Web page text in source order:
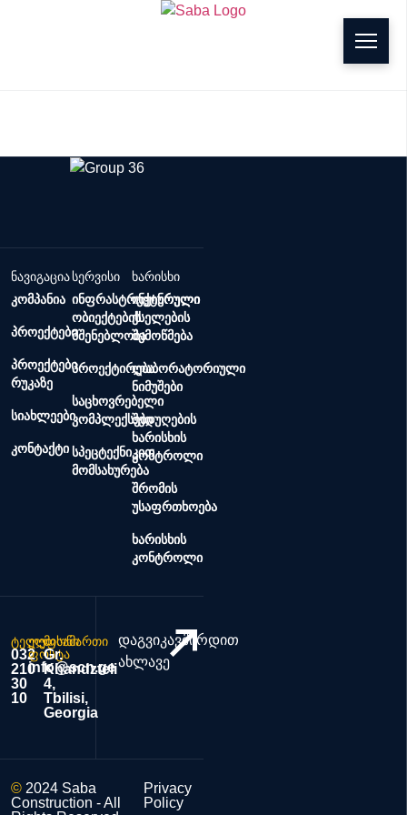
ნავიგაცია
კომპანია
პროექტები
პროექტები
რუკაზე
სიახლეები
კონტაქტი
სერვისი
ინფრასტრუქტურული
ობიექტების
მშენებლობა
პროექტირება
საცხოვრებელი
კომპლექსები
სპეცტექნიკით
მომსახურება
ხარისხი
ინჟინრული
ქსელების
შემოწმება
ლაბორატორიული
ნიმუშები
შედუღების
ხარისხის
კონტროლი
შრომის
უსაფრთხოება
ხარისხის
კონტროლი
ტელეფონი
032
210
30
10
ელ.
ფოსტა
info@scn.ge
მისამართი
Gr.
Khandzteli
4,
Tbilisi,
Georgia
დაგვიკავშირდით
ახლავე
© 2024 Saba
Construction - All
Privacy
Policy